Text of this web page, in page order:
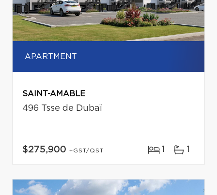
APARTMENT
SAINT-AMABLE
496 Tsse de Dubaï
$275,900 +GST/QST 1 1